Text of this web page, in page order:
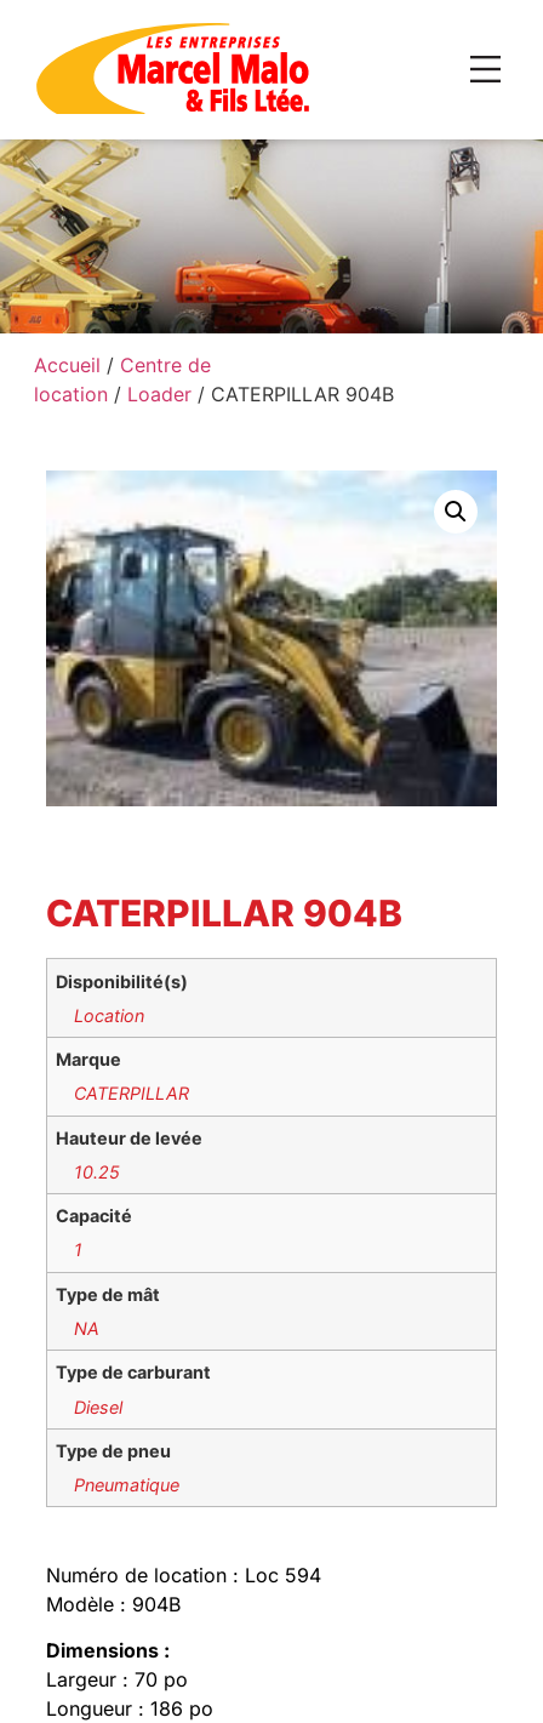
Accueil / Centre de
location/ Loader/ CATERPILLAR 904B
CATERPILLAR 904B
Disponibilité(s)
Location
Marque
CATERPILLAR
Hauteur de levée
10.25
Capacité
1
Type de mât
NA
Type de carburant
Diesel
Type de pneu
Pneumatique
Numéro de location : Loc 594
Modèle : 904B
Dimensions :
Largeur : 70 po
Longueur : 186 po